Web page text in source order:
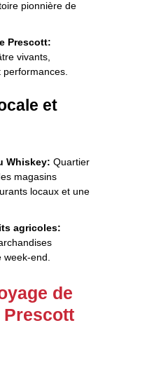
pionnière de
Prescott:
vivants,
et
Whiskey: Quartier
magasins
locaux et une
agricoles:
end.
de
Prescott